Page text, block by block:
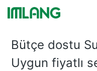
Bütçe dostu
Uygun fiyatlı